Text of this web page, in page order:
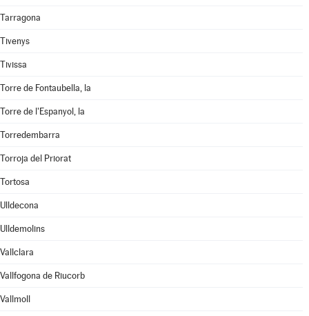
Tarragona
Tivenys
Tivissa
Torre de Fontaubella, la
Torre de l'Espanyol, la
Torredembarra
Torroja del Priorat
Tortosa
Ulldecona
Ulldemolins
Vallclara
Vallfogona de Riucorb
Vallmoll